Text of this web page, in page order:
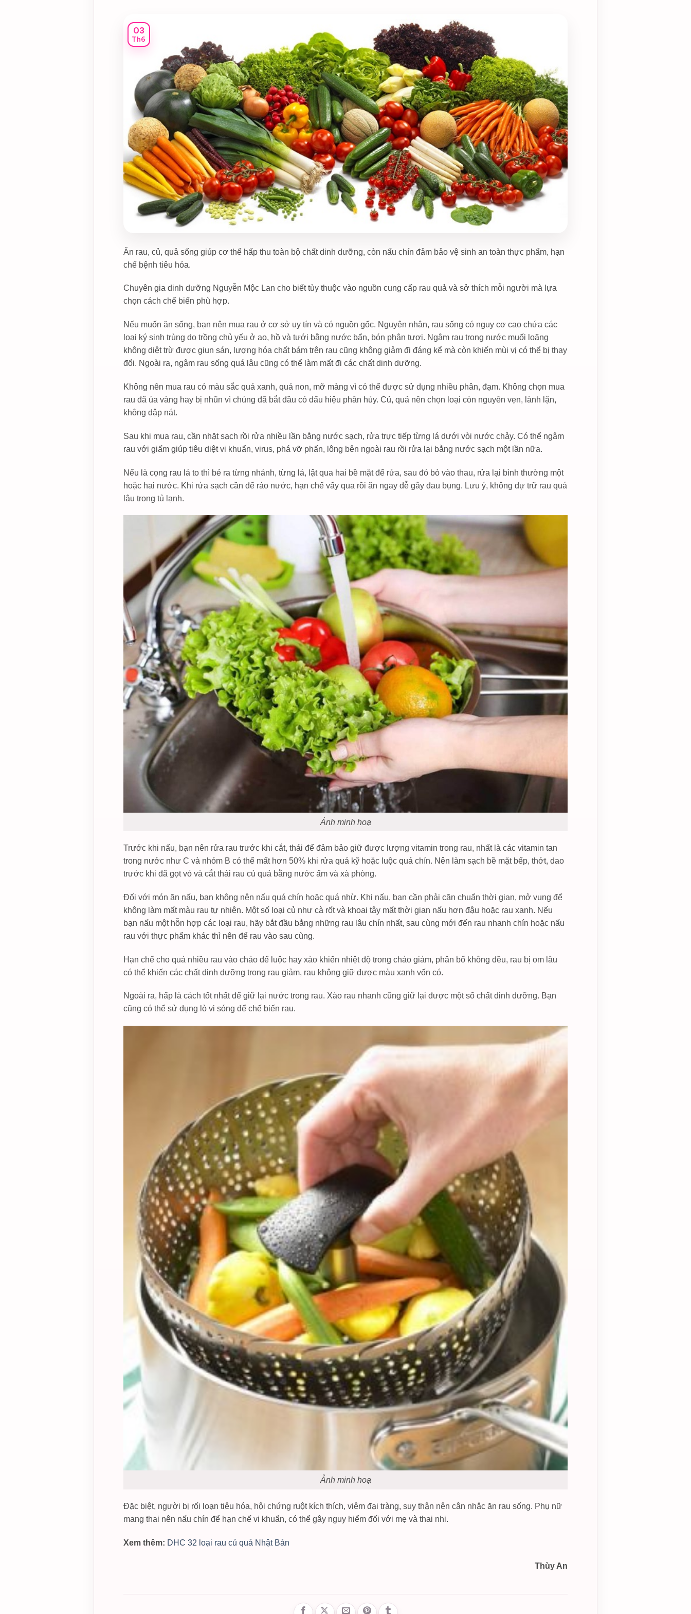
03
Th6
Ăn rau, củ, quả sống giúp cơ thể hấp thu toàn bộ chất dinh dưỡng, còn nấu chín đảm bảo vệ sinh an toàn thực phẩm, hạn
chế bệnh tiêu hóa.
Chuyên gia dinh dưỡng Nguyễn Mộc Lan cho biết tùy thuộc vào nguồn cung cấp rau quả và sở thích mỗi người mà lựa
chọn cách chế biến phù hợp.
Nếu muốn ăn sống, bạn nên mua rau ở cơ sở uy tín và có nguồn gốc. Nguyên nhân, rau sống có nguy cơ cao chứa các
loại ký sinh trùng do trồng chủ yếu ở ao, hồ và tưới bằng nước bẩn, bón phân tươi. Ngâm rau trong nước muối loãng
không diệt trừ được giun sán, lượng hóa chất bám trên rau cũng không giảm đi đáng kể mà còn khiến mùi vị có thể bị thay
đổi. Ngoài ra, ngâm rau sống quá lâu cũng có thể làm mất đi các chất dinh dưỡng.
Không nên mua rau có màu sắc quá xanh, quá non, mỡ màng vì có thể được sử dụng nhiều phân, đạm. Không chọn mua
rau đã úa vàng hay bị nhũn vì chúng đã bắt đầu có dấu hiệu phân hủy. Củ, quả nên chọn loại còn nguyên vẹn, lành lặn,
không dập nát.
Sau khi mua rau, cần nhặt sạch rồi rửa nhiều lần bằng nước sạch, rửa trực tiếp từng lá dưới vòi nước chảy. Có thể ngâm
rau với giấm giúp tiêu diệt vi khuẩn, virus, phá vỡ phấn, lông bên ngoài rau rồi rửa lại bằng nước sạch một lần nữa.
Nếu là cọng rau lá to thì bẻ ra từng nhánh, từng lá, lật qua hai bề mặt để rửa, sau đó bỏ vào thau, rửa lại bình thường một
hoặc hai nước. Khi rửa sạch cần để ráo nước, hạn chế vẩy qua rồi ăn ngay dễ gây đau bụng. Lưu ý, không dự trữ rau quá
lâu trong tủ lạnh.
Ảnh minh hoạ
Trước khi nấu, bạn nên rửa rau trước khi cắt, thái để đảm bảo giữ được lượng vitamin trong rau, nhất là các vitamin tan
trong nước như C và nhóm B có thể mất hơn 50% khi rửa quá kỹ hoặc luộc quá chín. Nên làm sạch bề mặt bếp, thớt, dao
trước khi đã gọt vỏ và cắt thái rau củ quả bằng nước ấm và xà phòng.
Đối với món ăn nấu, bạn không nên nấu quá chín hoặc quá nhừ. Khi nấu, bạn cần phải căn chuẩn thời gian, mở vung để
không làm mất màu rau tự nhiên. Một số loại củ như cà rốt và khoai tây mất thời gian nấu hơn đậu hoặc rau xanh. Nếu
bạn nấu một hỗn hợp các loại rau, hãy bắt đầu bằng những rau lâu chín nhất, sau cùng mới đến rau nhanh chín hoặc nấu
rau với thực phẩm khác thì nên để rau vào sau cùng.
Hạn chế cho quá nhiều rau vào chảo để luộc hay xào khiến nhiệt độ trong chảo giảm, phân bố không đều, rau bị om lâu
có thể khiến các chất dinh dưỡng trong rau giảm, rau không giữ được màu xanh vốn có.
Ngoài ra, hấp là cách tốt nhất để giữ lại nước trong rau. Xào rau nhanh cũng giữ lại được một số chất dinh dưỡng. Bạn
cũng có thể sử dụng lò vi sóng để chế biến rau.
Ảnh minh hoạ
Đặc biệt, người bị rối loạn tiêu hóa, hội chứng ruột kích thích, viêm đại tràng, suy thận nên cân nhắc ăn rau sống. Phụ nữ
mang thai nên nấu chín để hạn chế vi khuẩn, có thể gây nguy hiểm đối với mẹ và thai nhi.
Xem thêm: DHC 32 loại rau củ quả Nhật Bản
Thùy An